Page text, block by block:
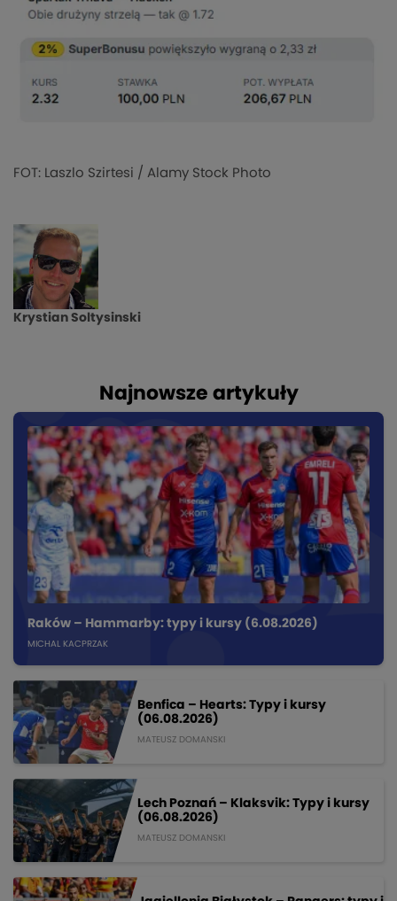
FOT: Laszlo Szirtesi / Alamy Stock Photo
Krystian Soltysinski
Najnowsze artykuły
Raków – Hammarby: typy i kursy (6.08.2026)
MICHAL KACPRZAK
Benfica – Hearts: Typy i kursy
(06.08.2026)
MATEUSZ DOMANSKI
Lech Poznań – Klaksvik: Typy i kursy
(06.08.2026)
MATEUSZ DOMANSKI